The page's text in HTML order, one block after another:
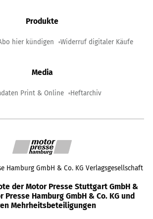
Produkte
hier kündigen Widerruf digitaler Käufe
Media
Print & Online Heftarchiv
Hamburg GmbH & Co. KG Verlagsgesellschaft
der Motor Presse Stuttgart GmbH &
Presse Hamburg GmbH & Co. KG und
Mehrheitsbeteiligungen